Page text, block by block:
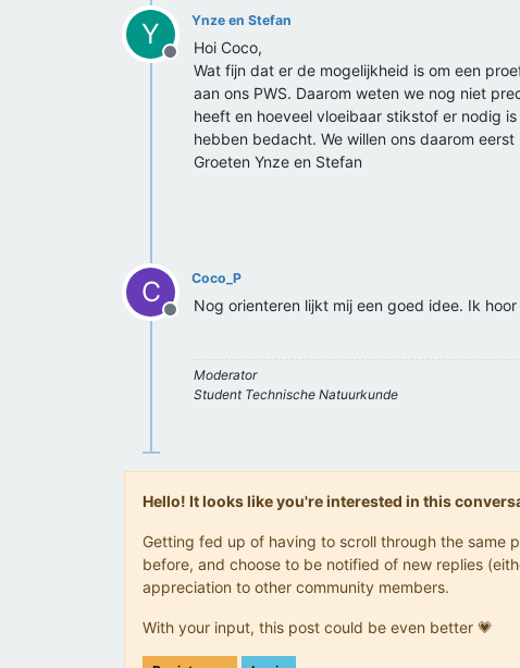
Y
Offline
Ynze en Stefan
Hoi Coco,
Wat fijn dat er de mogelijkheid is om een
aan ons PWS. Daarom weten we nog niet
heeft en hoeveel vloeibaar stikstof er nodig
hebben bedacht. We willen ons daarom
Groeten Ynze en Stefan
C
Offline
Coco_P
Nog orienteren lijkt mij een goed idee. Ik
Moderator
Student Technische Natuurkunde
Hello! It looks like you're interested in this
Getting fed up of having to scroll through the same
before, and choose to be notified of new replies
appreciation to other community members.
With your input, this post could be even better 💗